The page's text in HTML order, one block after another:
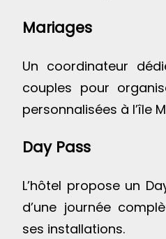
Mariages
Un coordinateur
couples pour
personnalisées à l’île
Day Pass
L’hôtel propose un
d’une journée
ses installations.